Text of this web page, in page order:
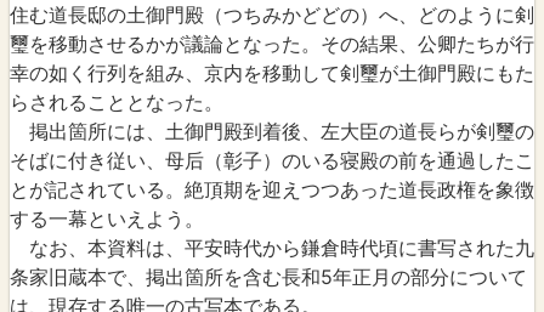
住む道長邸の土御門殿（つちみかどどの）へ、どのように剣
璽を移動させるかが議論となった。その結果、公卿たちが行
幸の如く行列を組み、京内を移動して剣璽が土御門殿にもた
らされることとなった。
掲出箇所には、土御門殿到着後、左大臣の道長らが剣璽の
そばに付き従い、母后（彰子）のいる寝殿の前を通過したこ
とが記されている。絶頂期を迎えつつあった道長政権を象徴
する一幕といえよう。
なお、本資料は、平安時代から鎌倉時代頃に書写された九
条家旧蔵本で、掲出箇所を含む長和5年正月の部分について
は、現存する唯一の古写本である。